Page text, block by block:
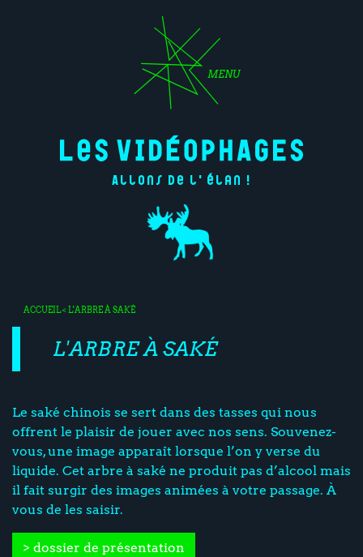
MENU
Allons de l'élan !
ACCUEIL< L'ARBRE À SAKÉ
L'ARBRE À SAKÉ
Le saké chinois se sert dans des tasses qui nous
offrent le plaisir de jouer avec nos sens. Souvenez-
vous, une image apparaît lorsque l’on y verse du
liquide. Cet arbre à saké ne produit pas d’alcool mais
il fait surgir des images animées à votre passage. À
vous de les saisir.
> dossier de présentation